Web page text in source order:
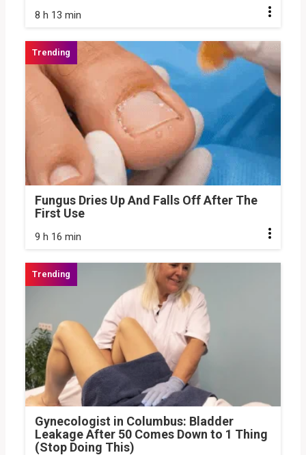
8 h 13 min
Fungus Dries Up And Falls Off After The
First Use
9 h 16 min
Gynecologist in Columbus: Bladder
Leakage After 50 Comes Down to 1 Thing
(Stop Doing This)